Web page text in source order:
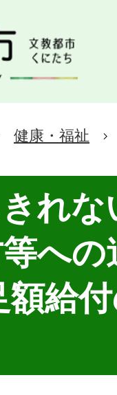
健康・福祉
れな
への
額給